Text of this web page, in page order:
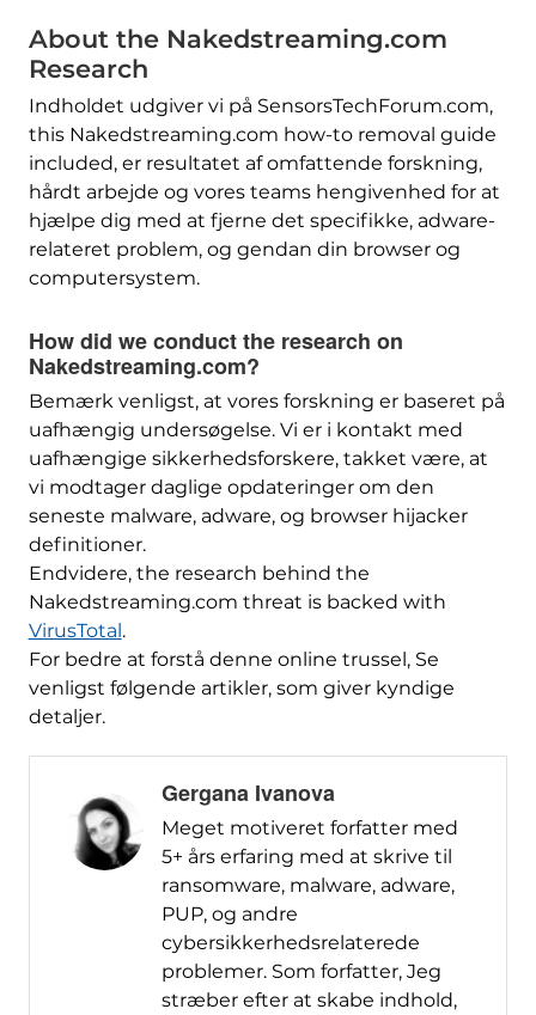
About the Nakedstreaming.com
Research
Indholdet udgiver vi på SensorsTechForum.com,
this Nakedstreaming.com how-to removal guide
included, er resultatet af omfattende forskning,
hårdt arbejde og vores teams hengivenhed for at
hjælpe dig med at fjerne det specifikke, adware-
relateret problem, og gendan din browser og
computersystem.
How did we conduct the research on
Nakedstreaming.com?
Bemærk venligst, at vores forskning er baseret på
uafhængig undersøgelse. Vi er i kontakt med
uafhængige sikkerhedsforskere, takket være, at
vi modtager daglige opdateringer om den
seneste malware, adware, og browser hijacker
definitioner.
Endvidere, the research behind the
Nakedstreaming.com threat is backed with
VirusTotal .
For bedre at forstå denne online trussel, Se
venligst følgende artikler, som giver kyndige
detaljer.
Gergana Ivanova
Meget motiveret forfatter med
5+ års erfaring med at skrive til
ransomware, malware, adware,
PUP, og andre
cybersikkerhedsrelaterede
problemer. Som forfatter, Jeg
stræber efter at skabe indhold,